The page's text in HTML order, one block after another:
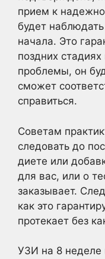
прием к
будет
начала. Это
поздних
проблемы, он
сможет
справиться.
Советам
следовать до
диете или
для вас, или о
заказывает.
как это
протекает без
УЗИ на 8 неделе